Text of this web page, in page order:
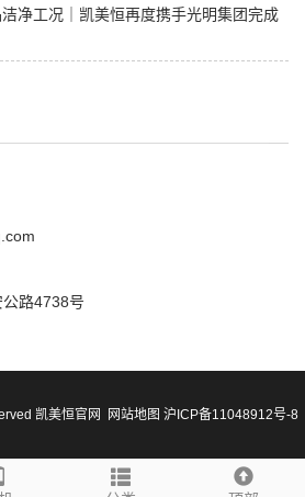
净工况｜凯美恒再度携手光明集团完成
路4738号
凯美恒官网 网站地图 沪ICP备11048912号-8